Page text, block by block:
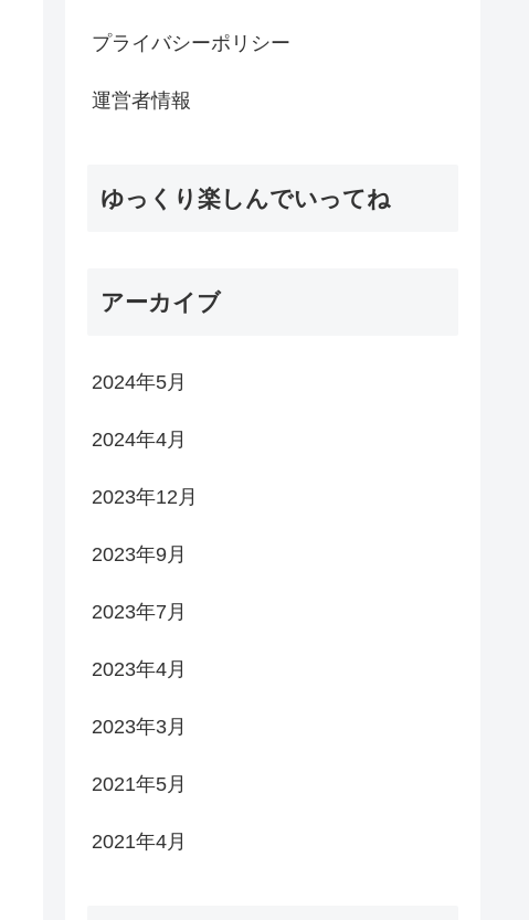
プライバシーポリシー
運営者情報
ゆっくり楽しんでいってね
アーカイブ
2024年5月
2024年4月
2023年12月
2023年9月
2023年7月
2023年4月
2023年3月
2021年5月
2021年4月